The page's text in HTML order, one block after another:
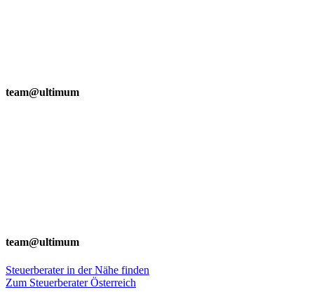
team@ultimum
team@ultimum
Steuerberater in der Nähe finden
Zum Steuerberater Österreich